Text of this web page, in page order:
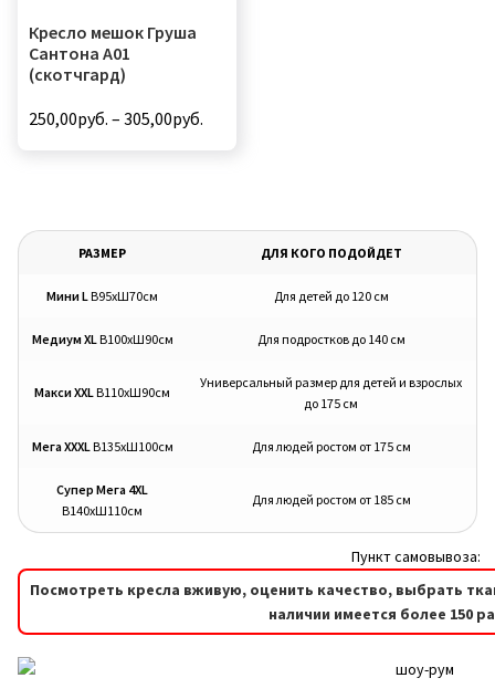
Кресло мешок Груша
Сантона А01
(скотчгард)
250,00руб. – 305,00руб.
Опции
на
товара.
РАЗМЕР ДЛЯ КОГО ПОДОЙДЕТ
Мини LВ95хШ70см Для детей до 120 см
Медиум XLВ100хШ90см Для подростков до 140 см
Макси XXLВ110хШ90см
Универсальный размер для детей и взрослых
до 175 см
Мега XXXLВ135хШ100см Для людей ростом от 175 см
Супер Мега 4XL
В140хШ110см
Для людей ростом от 185 см
Пункт самовывоза:
Посмотреть кресла вживую, оценить качество, выбрать
наличии имеется более 150